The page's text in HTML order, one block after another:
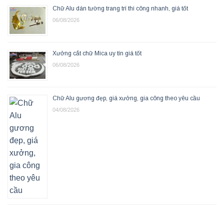
Chữ Alu dán tường trang trí thi công nhanh, giá tốt
06/08/2026
Xưởng cắt chữ Mica uy tín giá tốt
06/08/2026
Chữ Alu gương đẹp, giá xưởng, gia công theo yêu cầu
04/08/2026